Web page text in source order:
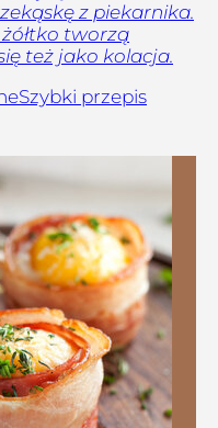
z piekarnika.
tworzą
też jako kolacja.
Szybki przepis